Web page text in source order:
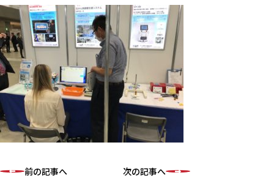
前の記事へ 次の記事へ